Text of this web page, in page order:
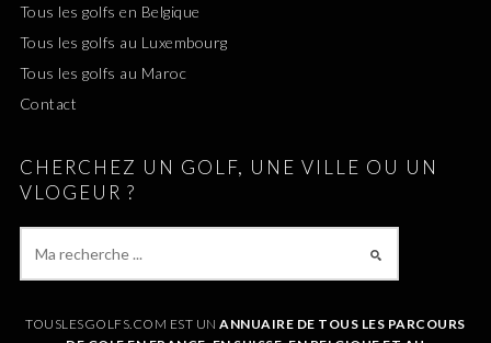
Tous les golfs en Belgique
Tous les golfs au Luxembourg
Tous les golfs au Maroc
Contact
CHERCHEZ UN GOLF, UNE VILLE OU UN
VLOGEUR ?
TOUSLESGOLFS.COM EST UNANNUAIRE DE TOUS LES PARCOURS